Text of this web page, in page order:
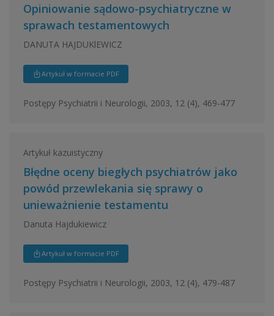
Opiniowanie sądowo-psychiatryczne w
sprawach testamentowych
DANUTA HAJDUKlEWICZ
Artykuł w formacie PDF
Postępy Psychiatrii i Neurologii, 2003, 12 (4), 469-477
Artykuł kazuistyczny
Błędne oceny biegłych psychiatrów jako
powód przewlekania się sprawy o
unieważnienie testamentu
Danuta Hajdukiewicz
Artykuł w formacie PDF
Postępy Psychiatrii i Neurologii, 2003, 12 (4), 479-487